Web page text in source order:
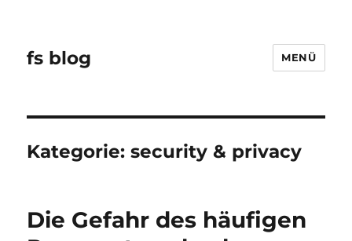
fs blog MENÜ
Kategorie:security & privacy
Die Gefahr des häufigen